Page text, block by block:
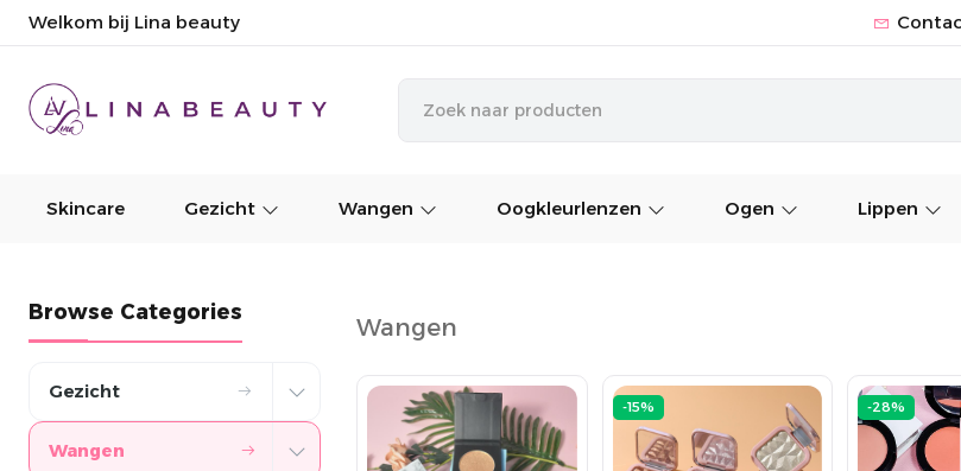
Welkom bij Lina beauty
Skincare Gezicht Wangen Oogkleurlenzen Ogen Lippen
Browse Categories
Gezicht
Wangen
Wangen
-15% -28%